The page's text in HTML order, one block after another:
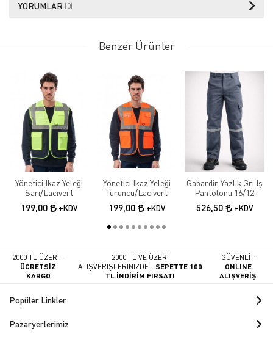
YORUMLAR (0)
Benzer Ürünler
Yönetici İkaz Yeleği
Sarı/Lacivert
199,00 +KDV
Yönetici İkaz Yeleği
Turuncu/Lacivert
199,00 +KDV
Gabardin Yazlık Gri İş
Pantolonu 16/12
526,50 +KDV
2000 TL ÜZERİ -
ÜCRETSİZ
KARGO
2000 TL VE ÜZERİ
ALIŞVERİŞLERİNİZDE -SEPETTE 100
TL İNDİRİM FIRSATI
GÜVENLİ -
ONLINE
ALIŞVERİŞ
Popüler Linkler
Pazaryerlerimiz